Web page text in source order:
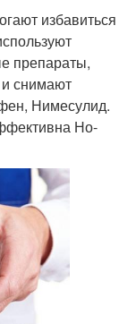
избавиться
препараты,
и снимают
Нимесулид.
Но-